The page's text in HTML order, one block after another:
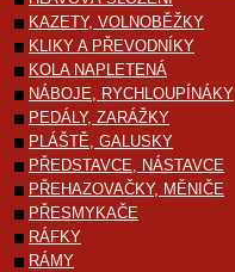
KAZETY, VOLNOBĚŽKY
KLIKY A PŘEVODNÍKY
KOLA NAPLETENÁ
NÁBOJE, RYCHLOUPÍNÁKY
PEDÁLY, ZARÁŽKY
PLÁŠTĚ, GALUSKY
PŘEDSTAVCE, NÁSTAVCE
PŘEHAZOVAČKY, MĚNIČE
PŘESMYKAČE
RÁFKY
RÁMY